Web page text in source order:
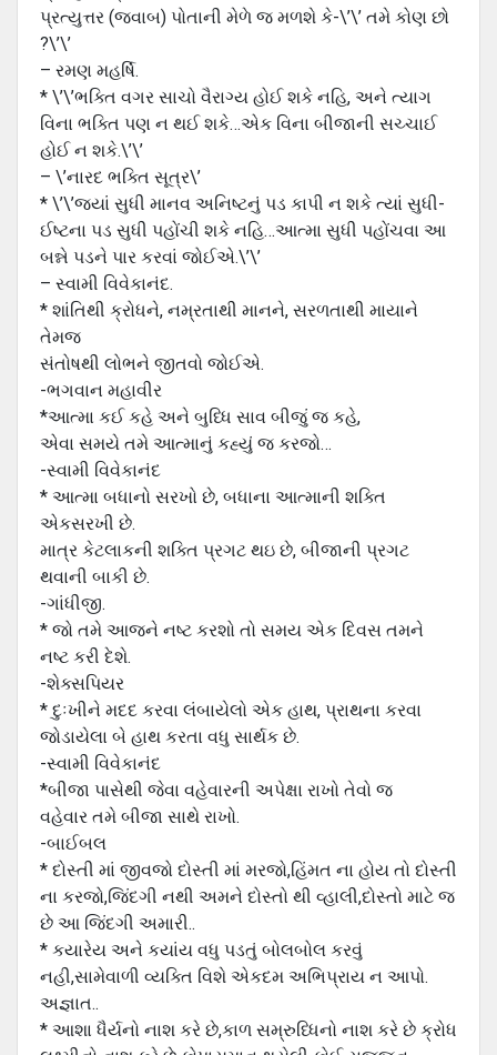
પ્રત્યુત્તર (જવાબ) પોતાની મેળે જ મળશે કે-\’\’ તમે કોણ છો
?\’\’
– રમણ મહર્ષિ.
* \’\’ભક્તિ વગર સાચો વૈરાગ્ય હોઈ શકે નહિ, અને ત્યાગ
વિના ભક્તિ પણ ન થઈ શકે…એક વિના બીજાની સચ્ચાઈ
હોઈ ન શકે.\’\’
– \’નારદ ભક્તિ સૂત્ર\’
* \’\’જ્યાં સુધી માનવ અનિષ્ટનું પડ કાપી ન શકે ત્યાં સુધી-
ઈષ્ટના પડ સુધી પહોંચી શકે નહિ…આત્મા સુધી પહોંચવા આ
બન્ને પડને પાર કરવાં જોઈએ.\’\’
– સ્વામી વિવેકાનંદ.
* શાંતિથી ક્રોધને, નમ્રતાથી માનને, સરળતાથી માયાને
તેમજ
સંતોષથી લોભને જીતવો જોઈએ.
-ભગવાન મહાવીર
*આત્મા કઈ કહે અને બુધ્ધિ સાવ બીજું જ કહે,
એવા સમયે તમે આત્માનું કહ્યું જ કરજો…
-સ્વામી વિવેકાનંદ
* આત્મા બધાનો સરખો છે, બધાના આત્માની શક્તિ
એકસરખી છે.
માત્ર કેટલાકની શક્તિ પ્રગટ થઇ છે, બીજાની પ્રગટ
થવાની બાકી છે.
-ગાંધીજી.
* જો તમે આજને નષ્ટ કરશો તો સમય એક દિવસ તમને
નષ્ટ કરી દેશે.
-શેક્સપિયર
* દુઃખીને મદદ કરવા લંબાયેલો એક હાથ, પ્રાથના કરવા
જોડાયેલા બે હાથ કરતા વધુ સાર્થક છે.
-સ્વામી વિવેકાનંદ
*બીજા પાસેથી જેવા વહેવારની અપેક્ષા રાખો તેવો જ
વહેવાર તમે બીજા સાથે રાખો.
-બાઈબલ
* દોસ્તી માં જીવજો દોસ્તી માં મરજો,હિંમત ના હોય તો દોસ્તી
ના કરજો,જિંદગી નથી અમને દોસ્તો થી વ્હાલી,દોસ્તો માટે જ
છે આ જિંદગી અમારી..
* કયારેય અને કયાંય વધુ પડતું બોલબોલ કરવું
નહી,સામેવાળી વ્યક્તિ વિશે એકદમ અભિપ્રાય ન આપો.
અજ્ઞાત..
* આશા ધૈર્યનો નાશ કરે છે,કાળ સમ્રુધ્ધિનો નાશ કરે છે ક્રોધ